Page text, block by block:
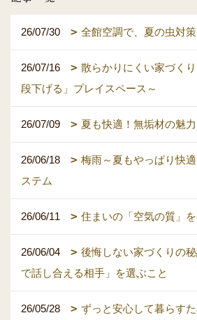
26/07/30 全館空調で、夏の虫対策
26/07/16
散らかりにくい家づく
段下げる」プレイスペース～
26/07/09 夏も快適！無垢材の魅力
26/06/18
梅雨～夏もやっぱり快
ステム
26/06/11 住まいの「空気の質」
26/06/04
後悔しない家づくりの
で話し合える相手」を選ぶこと
26/05/28
ずっと安心して暮らす